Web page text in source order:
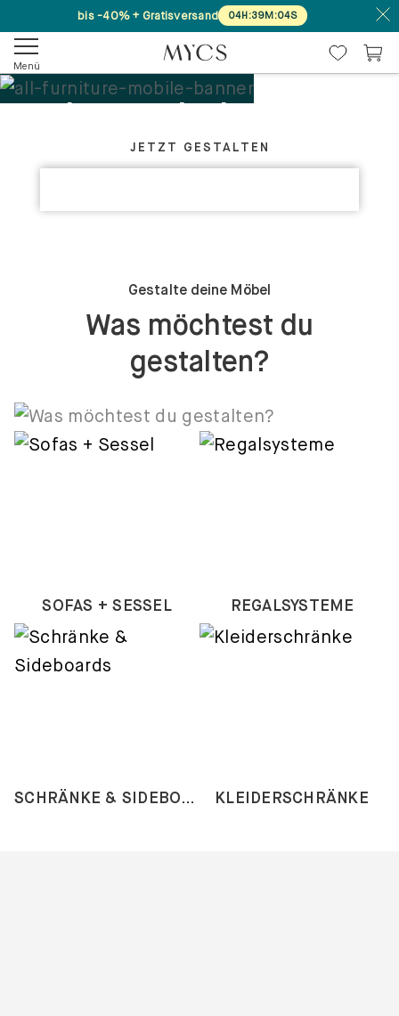
bis -40% + Gratisversand 04H:39M:03S
Menü
Deine Möbel. Dein
Design.JETZT GESTALTEN
Gestalte deine Möbel
Was möchtest du
gestalten?
SOFAS + SESSEL REGALSYSTEME
SCHRÄNKE & SIDEBOARDS KLEIDERSCHRÄNKE